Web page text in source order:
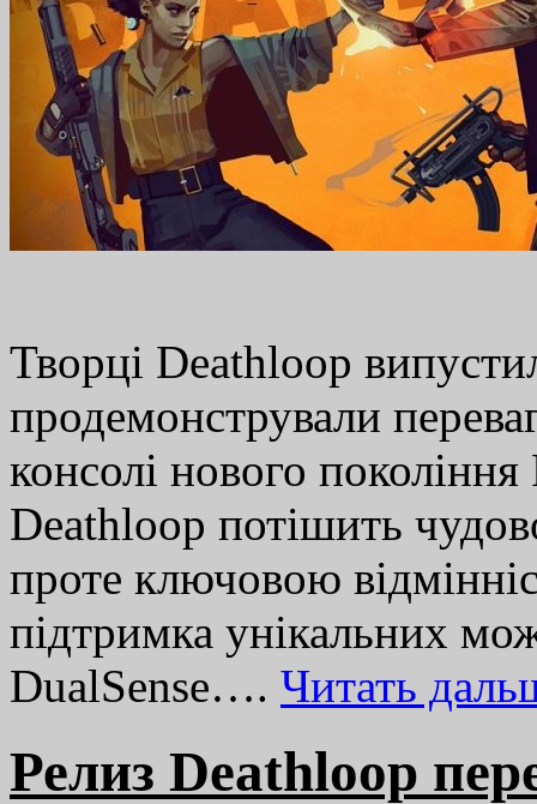
Творці Deathloop
продемонстрували
консолі нового
Deathloop потішить
проте ключовою
підтримка унікальних
DualSense…. Читать
Релиз Deathloop